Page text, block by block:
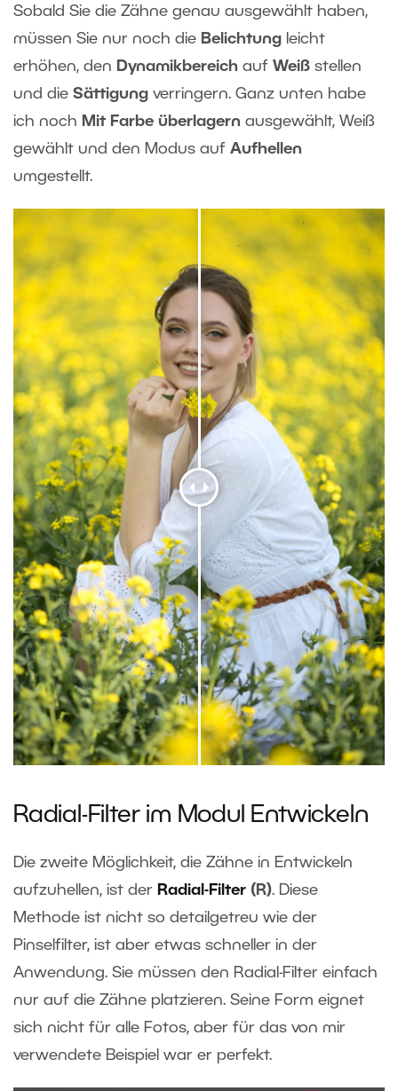
Sobald Sie die Zähne genau ausgewählt haben,
müssen Sie nur noch die Belichtung leicht
erhöhen, den Dynamikbereich auf Weiß stellen
und die Sättigung verringern. Ganz unten habe
ich noch Mit Farbe überlagern ausgewählt, Weiß
gewählt und den Modus auf Aufhellen
umgestellt.
Radial-Filter im Modul Entwickeln
Die zweite Möglichkeit, die Zähne in Entwickeln
aufzuhellen, ist der Radial-Filter (R). Diese
Methode ist nicht so detailgetreu wie der
Pinselfilter, ist aber etwas schneller in der
Anwendung. Sie müssen den Radial-Filter einfach
nur auf die Zähne platzieren. Seine Form eignet
sich nicht für alle Fotos, aber für das von mir
verwendete Beispiel war er perfekt.